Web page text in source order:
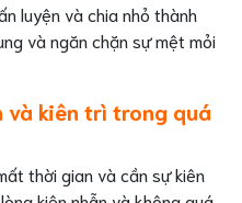
luyện và chia nhỏ thành
và ngăn chặn sự mệt mỏi
và kiên trì trong quá
thời gian và cần sự kiên